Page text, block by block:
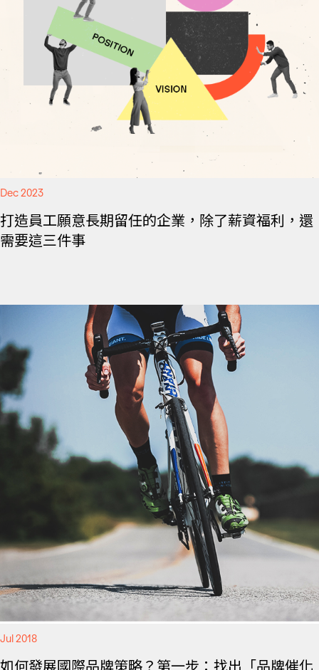
Dec 2023
打造員工願意長期留任的企業，除了薪資福利，還
需要這三件事
Jul 2018
如何發展國際品牌策略？第一步：找出「品牌催化